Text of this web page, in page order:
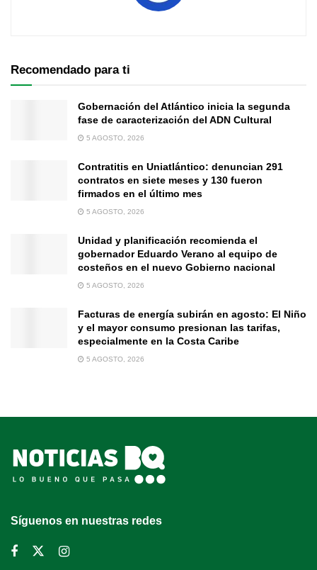
Recomendado para ti
Gobernación del Atlántico inicia la segunda
fase de caracterización del ADN Cultural
5 AGOSTO, 2026
Contratitis en Uniatlántico: denuncian 291
contratos en siete meses y 130 fueron
firmados en el último mes
5 AGOSTO, 2026
Unidad y planificación recomienda el
gobernador Eduardo Verano al equipo de
costeños en el nuevo Gobierno nacional
5 AGOSTO, 2026
Facturas de energía subirán en agosto: El Niño
y el mayor consumo presionan las tarifas,
especialmente en la Costa Caribe
5 AGOSTO, 2026
Síguenos en nuestras redes